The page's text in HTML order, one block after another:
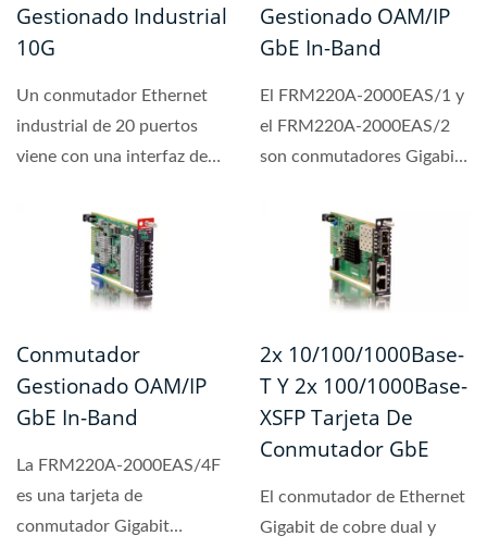
Gestionado Industrial
10G
Un conmutador Ethernet
industrial de 20 puertos
viene con una interfaz de
puertos...
Gestionado OAM/IP
GbE In-Band
El FRM220A-2000EAS/1 y
el FRM220A-2000EAS/2
son conmutadores Gigabit
OAM diseñados...
Conmutador
Gestionado OAM/IP
GbE In-Band
La FRM220A-2000EAS/4F
es una tarjeta de
conmutador Gigabit
2x 10/100/1000Base-
T Y 2x 100/1000Base-
XSFP Tarjeta De
Conmutador GbE
El conmutador de Ethernet
Gigabit de cobre dual y